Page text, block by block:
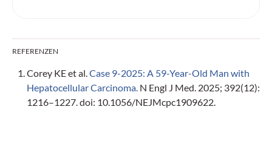
REFERENZEN
Corey KE et al. Case 9-2025: A 59-Year-Old Man with
Hepatocellular Carcinoma. N Engl J Med. 2025; 392(12):
1216–1227. doi: 10.1056/NEJMcpc1909622.